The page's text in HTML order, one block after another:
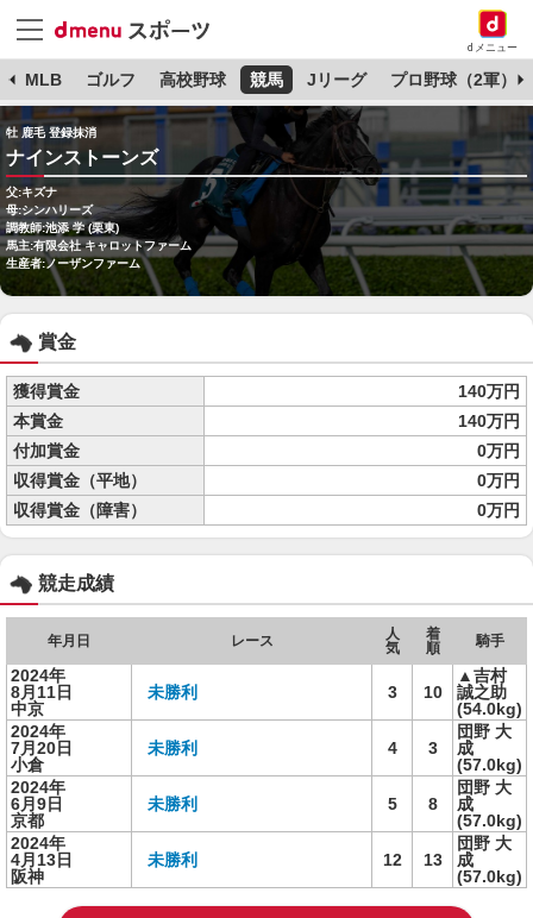
dメニュー
MLB ゴルフ 高校野球 競馬 Jリーグ プロ野球（2軍）
牡 鹿毛 登録抹消
ナインストーンズ
父:キズナ
母:シンハリーズ
調教師:池添 学 (栗東)
馬主:有限会社 キャロットファーム
生産者:ノーザンファーム
賞金
獲得賞金
140万円
本賞金
140万円
付加賞金
0万円
収得賞金（平地）
0万円
収得賞金（障害）
0万円
競走成績
年月日 レース
人
気
着
順
騎手
2024年
8月11日
中京
未勝利 3 10
▲吉村
誠之助
(54.0kg)
2024年
7月20日
小倉
未勝利 4 3
団野 大
成
(57.0kg)
2024年
6月9日
京都
未勝利 5 8
団野 大
成
(57.0kg)
2024年
4月13日
阪神
未勝利 12 13
団野 大
成
(57.0kg)